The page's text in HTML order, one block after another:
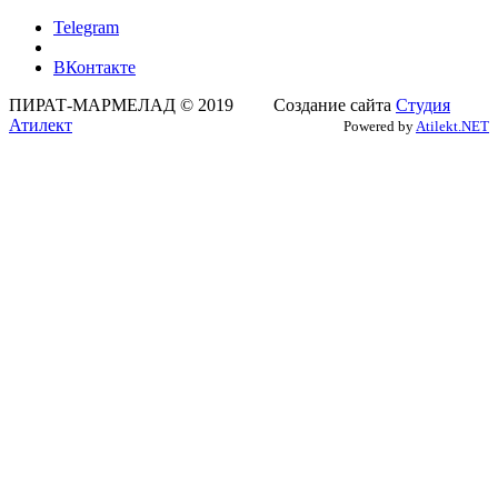
Telegram
ВКонтакте
ПИРАТ-МАРМЕЛАД © 2019 Создание сайта Студия
Атилект
Powered byAtilekt.NET